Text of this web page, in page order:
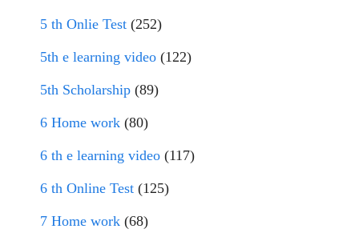
5 th Onlie Test (252)
5th e learning video (122)
5th Scholarship (89)
6 Home work (80)
6 th e learning video (117)
6 th Online Test (125)
7 Home work (68)